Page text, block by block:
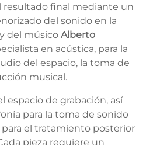
resultado final mediante un
del sonido en la
del músico Alberto
en acústica, para la
del espacio, la toma de
musical.
espacio de grabación, así
para la toma de sonido
para el tratamiento posterior
pieza requiere un